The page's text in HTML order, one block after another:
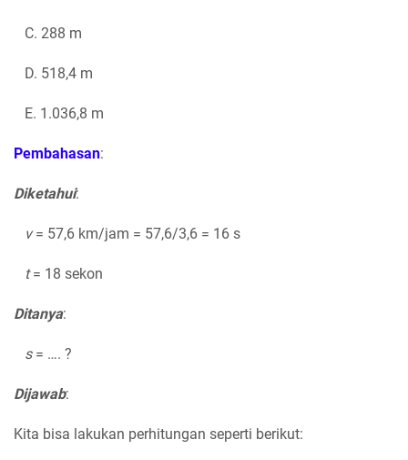
C. 288 m
D. 518,4 m
E. 1.036,8 m
Pembahasan:
Diketahui:
v= 57,6 km/jam = 57,6/3,6 = 16 s
t= 18 sekon
Ditanya:
s= …. ?
Dijawab:
Kita bisa lakukan perhitungan seperti berikut: